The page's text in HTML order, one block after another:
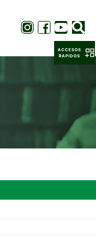
ACCESOS
RAPIDOS